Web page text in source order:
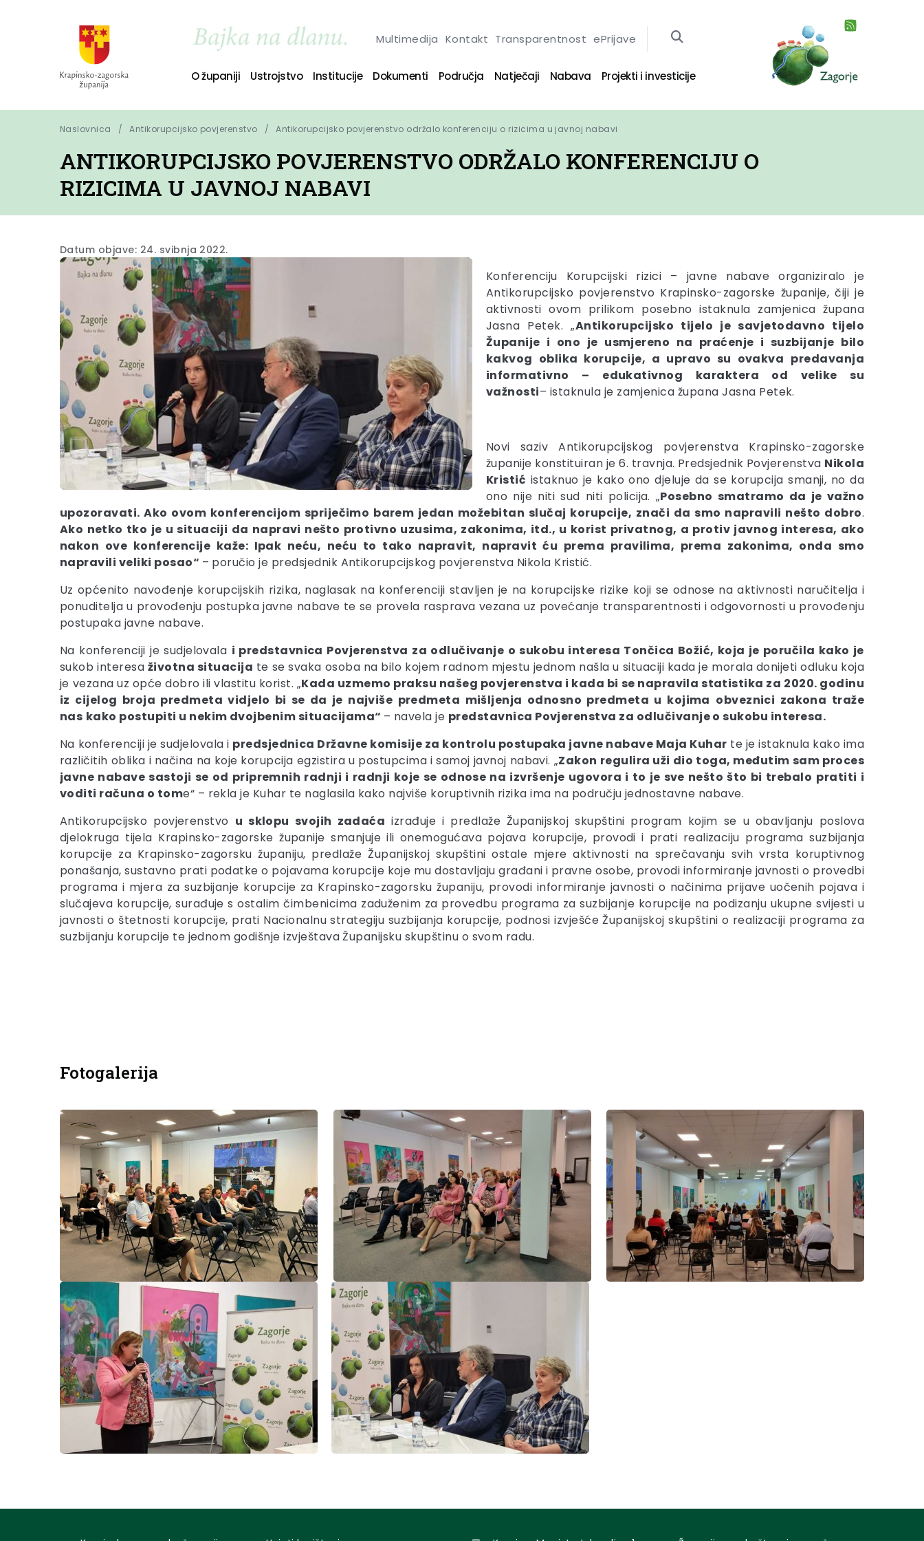
Multimedija Kontakt Transparentnost ePrijave
O županiji Ustrojstvo Institucije Dokumenti Područja Natječaji Nabava Projekti i investicije
Naslovnica Antikorupcijsko povjerenstvo Antikorupcijsko povjerenstvo održalo konferenciju o rizicima u javnoj nabavi
ANTIKORUPCIJSKO POVJERENSTVO ODRŽALO KONFERENCIJU O
RIZICIMA U JAVNOJ NABAVI
Datum objave: 24. svibnja 2022.
Konferenciju Korupcijski rizici – javne nabave organiziralo je
Antikorupcijsko povjerenstvo Krapinsko-zagorske županije, čiji je
aktivnosti ovom prilikom posebno istaknula zamjenica župana
Jasna Petek. „Antikorupcijsko tijelo je savjetodavno tijelo
Županije i ono je usmjereno na praćenje i suzbijanje bilo
kakvog oblika korupcije, a upravo su ovakva predavanja
informativno – edukativnog karaktera od velike su
važnosti– istaknula je zamjenica župana Jasna Petek.
Novi saziv Antikorupcijskog povjerenstva Krapinsko-zagorske
županije konstituiran je 6. travnja. Predsjednik Povjerenstva Nikola
Kristić istaknuo je kako ono djeluje da se korupcija smanji, no da
ono nije niti sud niti policija. „Posebno smatramo da je važno
upozoravati. Ako ovom konferencijom spriječimo barem jedan možebitan slučaj korupcije, znači da smo napravili nešto dobro.
Ako netko tko je u situaciji da napravi nešto protivno uzusima, zakonima, itd., u korist privatnog, a protiv javnog interesa, ako
nakon ove konferencije kaže: Ipak neću, neću to tako napravit, napravit ću prema pravilima, prema zakonima, onda smo
napravili veliki posao“ – poručio je predsjednik Antikorupcijskog povjerenstva Nikola Kristić.
Uz općenito navođenje korupcijskih rizika, naglasak na konferenciji stavljen je na korupcijske rizike koji se odnose na aktivnosti naručitelja i
ponuditelja u provođenju postupka javne nabave te se provela rasprava vezana uz povećanje transparentnosti i odgovornosti u provođenju
postupaka javne nabave.
Na konferenciji je sudjelovala i predstavnica Povjerenstva za odlučivanje o sukobu interesa Tončica Božić, koja je poručila kako je
sukob interesa životna situacija te se svaka osoba na bilo kojem radnom mjestu jednom našla u situaciji kada je morala donijeti odluku koja
je vezana uz opće dobro ili vlastitu korist. „Kada uzmemo praksu našeg povjerenstva i kada bi se napravila statistika za 2020. godinu
iz cijelog broja predmeta vidjelo bi se da je najviše predmeta mišljenja odnosno predmeta u kojima obveznici zakona traže
nas kako postupiti u nekim dvojbenim situacijama“ – navela je predstavnica Povjerenstva za odlučivanje o sukobu interesa.
Na konferenciji je sudjelovala i predsjednica Državne komisije za kontrolu postupaka javne nabave Maja Kuhar te je istaknula kako ima
različitih oblika i načina na koje korupcija egzistira u postupcima i samoj javnoj nabavi. „Zakon regulira uži dio toga, međutim sam proces
javne nabave sastoji se od pripremnih radnji i radnji koje se odnose na izvršenje ugovora i to je sve nešto što bi trebalo pratiti i
voditi računa o tome“ – rekla je Kuhar te naglasila kako najviše koruptivnih rizika ima na području jednostavne nabave.
Antikorupcijsko povjerenstvo u sklopu svojih zadaća izrađuje i predlaže Županijskoj skupštini program kojim se u obavljanju poslova
djelokruga tijela Krapinsko-zagorske županije smanjuje ili onemogućava pojava korupcije, provodi i prati realizaciju programa suzbijanja
korupcije za Krapinsko-zagorsku županiju, predlaže Županijskoj skupštini ostale mjere aktivnosti na sprečavanju svih vrsta koruptivnog
ponašanja, sustavno prati podatke o pojavama korupcije koje mu dostavljaju građani i pravne osobe, provodi informiranje javnosti o provedbi
programa i mjera za suzbijanje korupcije za Krapinsko-zagorsku županiju, provodi informiranje javnosti o načinima prijave uočenih pojava i
slučajeva korupcije, surađuje s ostalim čimbenicima zaduženim za provedbu programa za suzbijanje korupcije na podizanju ukupne svijesti u
javnosti o štetnosti korupcije, prati Nacionalnu strategiju suzbijanja korupcije, podnosi izvješće Županijskoj skupštini o realizaciji programa za
suzbijanju korupcije te jednom godišnje izvještava Županijsku skupštinu o svom radu.
Fotogalerija